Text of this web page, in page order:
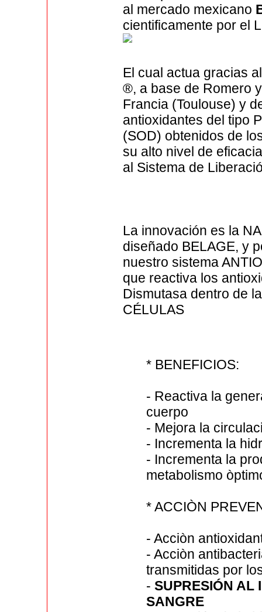
al mercado mexicano
cientificamente por el
El cual actua gracias
®, a base de Romero
Francia (Toulouse) y
antioxidantes del tipo
(SOD) obtenidos de
su alto nivel de
al Sistema de
La innovación es la
diseñado BELAGE, y
nuestro sistema
que reactiva los
Dismutasa dentro de
CÉLULAS
* BENEFICIOS:
- Reactiva la
cuerpo
- Mejora la
- Incrementa la
- Incrementa la
metabolismo
* ACCIÒN
- Acciòn
- Acciòn
transmitidas por
-SUPRESIÓN AL
SANGRE